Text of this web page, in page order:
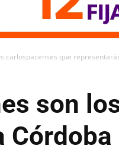
carlospacenses que
son